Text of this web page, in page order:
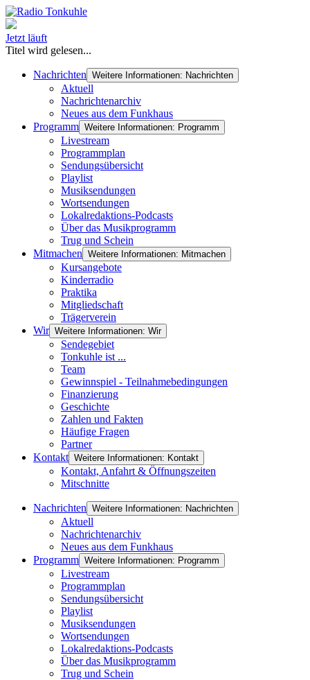
Jetzt läuft
Titel wird gelesen...
Nachrichten Weitere Informationen: Nachrichten
Aktuell
Nachrichtenarchiv
Neues aus dem Funkhaus
Programm Weitere Informationen: Programm
Livestream
Programmplan
Sendungsübersicht
Playlist
Musiksendungen
Wortsendungen
Lokalredaktions-Podcasts
Über das Musikprogramm
Trug und Schein
Mitmachen Weitere Informationen: Mitmachen
Kursangebote
Kinderradio
Praktika
Mitgliedschaft
Trägerverein
Wir Weitere Informationen: Wir
Sendegebiet
Tonkuhle ist ...
Team
Gewinnspiel - Teilnahmebedingungen
Finanzierung
Geschichte
Zahlen und Fakten
Häufige Fragen
Partner
Kontakt Weitere Informationen: Kontakt
Kontakt, Anfahrt & Öffnungszeiten
Mitschnitte
Nachrichten Weitere Informationen: Nachrichten
Aktuell
Nachrichtenarchiv
Neues aus dem Funkhaus
Programm Weitere Informationen: Programm
Livestream
Programmplan
Sendungsübersicht
Playlist
Musiksendungen
Wortsendungen
Lokalredaktions-Podcasts
Über das Musikprogramm
Trug und Schein